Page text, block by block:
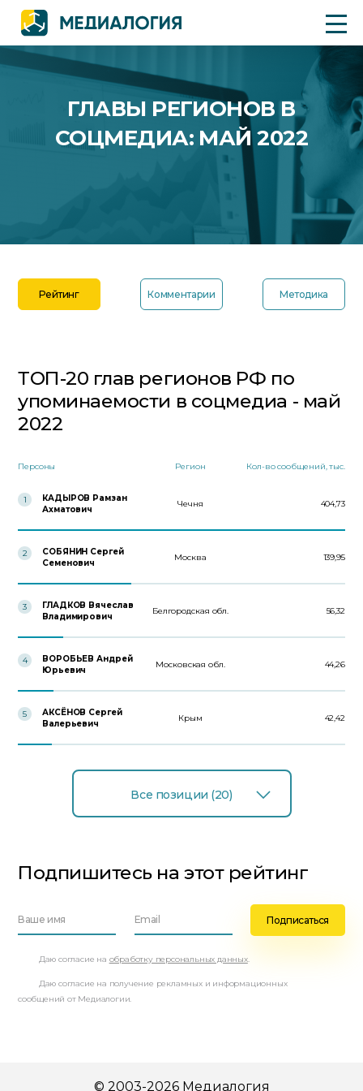
ГЛАВЫ РЕГИОНОВ В
СОЦМЕДИА: МАЙ 2022
Рейтинг Комментарии Методика
ТОП-20 глав регионов РФ по
упоминаемости в соцмедиа - май
2022
Персоны Регион Кол-во сообщений, тыс.
1
КАДЫРОВ Рамзан
Ахматович
Чечня 404,73
2
СОБЯНИН Сергей
Семенович
Москва 139,95
3
ГЛАДКОВ Вячеслав
Владимирович
Белгородская обл. 56,32
4
ВОРОБЬЕВ Андрей
Юрьевич
Московская обл. 44,26
5
АКСЁНОВ Сергей
Валерьевич
Крым 42,42
Все позиции (20)
Подпишитесь на этот рейтинг
Даю согласие на обработку персональных данных.
Даю согласие на получение рекламных и информационных
сообщений от Медиалогии.
© 2003-2026 Медиалогия